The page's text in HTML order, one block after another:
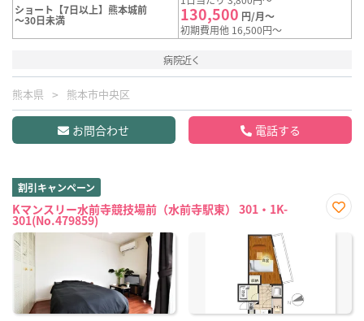
ショート【7日以上】熊本城前
～30日未満 130,500 円/月～
初期費用他 16,500円～
病院近く
熊本県 熊本市中央区
お問合わせ 電話する
割引キャンペーン
Kマンスリー水前寺競技場前（水前寺駅東） 301・1K-
301(No.479859)
に入